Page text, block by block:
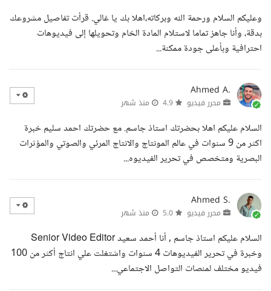
وعليكم السلام ورحمة الله وبركاته،اهلا بك يا غالي. قرأت تفاصيل مشروعك
بدقة، وأنا جاهز تماما لاستلام المادة الخام وتحويلها إلى فيديوهات
احترافية وبأعلى جودة ممكنة...
Ahmed A.
محرر فيديو منذ شهر
السلام عليكم اهلا بحضرتك استاذ جاسم. مع حضرتك احمد سليم خبرة
اكثر من 9 سنوات في عالم المونتاج والانتاج المرئي والصوتي والمؤثرات
البصرية ومتخصص في تحرير الفيديوه...
Ahmed S.
محرر فيديو منذ شهر
السلام عليكم استاذ جاسم , أنا أحمد سعيد Senior Video Editor
وخبرة في تحرير الفيديوهات 4 سنوات واشتغلت علي انتاج أكثر من 100
فيديو مختلف لمنصات التواصل الاجتماعي...